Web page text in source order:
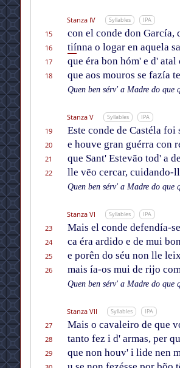
Stanza IV Syllables IPA
15 con el conde don García,
16
tiínna o logar en aquela
17
que éra bon hóm' e d' atal
18
que aos mouros se fazía
Quen ben sérv' a Madre do que
Stanza V Syllables IPA
19 Este conde de Castéla foi
20
e houve gran guérra con
21
que Sant' Estevão tod' a
22
lle vẽo cercar, cuidando-
Quen ben sérv' a Madre do que
Stanza VI Syllables IPA
23 Mais el conde defendía-
24
ca éra ardido e de mui
25
e porên do séu non lle
26
mais ía-os mui de rijo
Quen ben sérv' a Madre do que
Stanza VII Syllables IPA
27 Mais o cavaleiro de que
28
tanto fez i d' armas, per
29
que non houv' i lide nen